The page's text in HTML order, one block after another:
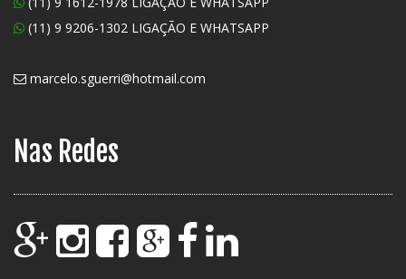
(11) 9 9206-1302 LIGAÇÃO E WHATSAPP
marcelo.sguerri@hotmail.com
Nas Redes